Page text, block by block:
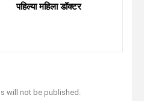
पहिल्या महिला डॉक्टर
will not be published.